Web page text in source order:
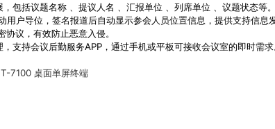
包括议题名称 、提议人名 、汇报单位 、列席单位 、议题状态等。
户导位，签名报道后自动显示参会人员位置信息，提供支持信息
议，有效防止恶意入侵。
支持会议后勤服务APP，通过手机或平板可接收会议室的即时需求
7100 桌面单屏终端